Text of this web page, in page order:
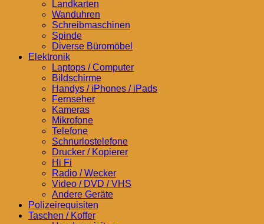
Landkarten
Wanduhren
Schreibmaschinen
Spinde
Diverse Büromöbel
Elektronik
Laptops / Computer
Bildschirme
Handys / iPhones / iPads
Fernseher
Kameras
Mikrofone
Telefone
Schnurlostelefone
Drucker / Kopierer
Hi Fi
Radio / Wecker
Video / DVD / VHS
Andere Geräte
Polizeirequisiten
Taschen / Koffer